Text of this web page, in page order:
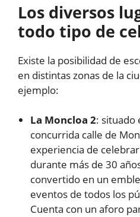
Los diversos
todo tipo de
Existe la posibilidad de
en distintas zonas de la
ejemplo:
La Moncloa 2: situado
concurrida calle de
experiencia de
durante más de 30
convertido en un
eventos de todos los
Cuenta con un aforo